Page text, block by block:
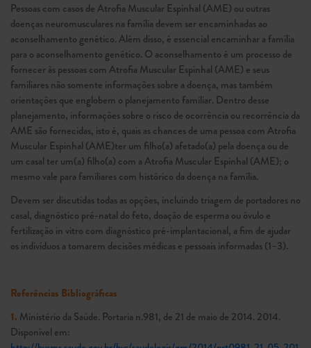
Pessoas com casos de Atrofia Muscular Espinhal (AME) ou outras
doenças neuromusculares na família devem ser encaminhadas ao
aconselhamento genético. Além disso, é essencial encaminhar a família
para o aconselhamento genético. O aconselhamento é um processo de
fornecer às pessoas com Atrofia Muscular Espinhal (AME) e seus
familiares não somente informações sobre a doença, mas também
orientações que englobem o planejamento familiar. Dentro desse
planejamento, informações sobre o risco de ocorrência ou recorrência da
AME são fornecidas, isto é, quais as chances de uma pessoa com Atrofia
Muscular Espinhal (AME)ter um filho(a) afetado(a) pela doença ou de
um casal ter um(a) filho(a) com a Atrofia Muscular Espinhal (AME); o
mesmo vale para familiares com histórico da doença na família.
Devem ser discutidas todas as opções, incluindo triagem de portadores no
casal, diagnóstico pré-natal do feto, doação de esperma ou óvulo e
fertilização in vitro com diagnóstico pré-implantacional, a fim de ajudar
os indivíduos a tomarem decisões médicas e pessoais informadas (1–3).
Referências Bibliográficas
1. Ministério da Saúde. Portaria n.981, de 21 de maio de 2014. 2014.
Disponível em: